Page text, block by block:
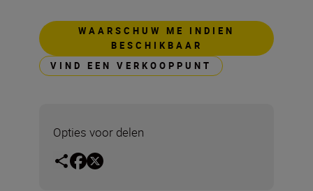
WAARSCHUW ME INDIEN
BESCHIKBAAR
VIND EEN VERKOOPPUNT
Opties voor delen